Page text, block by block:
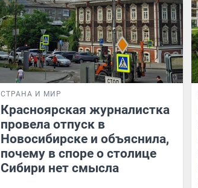
СТРАНА И МИР
Красноярская журналистка
провела отпуск в
Новосибирске и объяснила,
почему в споре о столице
Сибири нет смысла